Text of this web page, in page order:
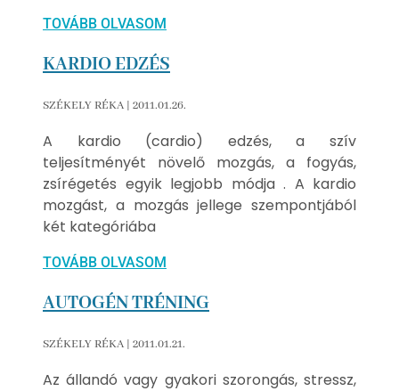
TOVÁBB OLVASOM
KARDIO EDZÉS
SZÉKELY RÉKA 2011.01.26.
A kardio (cardio) edzés, a szív
teljesítményét növelő mozgás, a fogyás,
zsírégetés egyik legjobb módja . A kardio
mozgást, a mozgás jellege szempontjából
két kategóriába
TOVÁBB OLVASOM
AUTOGÉN TRÉNING
SZÉKELY RÉKA 2011.01.21.
Az állandó vagy gyakori szorongás, stressz,